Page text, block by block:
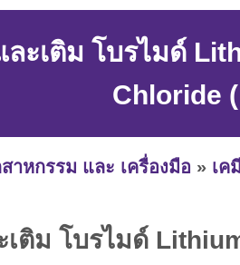
ะเติม โบรไมด์
Chloride
าหกรรม และ เครื่องมือ » เ
เติม โบรไมด์